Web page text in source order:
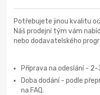
Potřebujete jinou kvalitu
Náš prodejní tým vám
nebo dodavatelského
Příprava na odeslání -
Doba dodání - podle
na FAQ.